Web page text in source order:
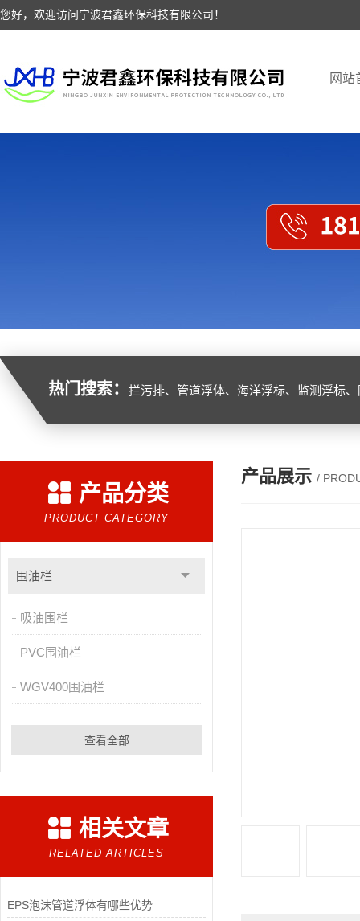
您好，欢迎访问宁波君鑫环保科技有限公司！
网站
热门搜索： 拦污排、管道浮体、海洋浮标、监测浮标
产品分类
PRODUCT CATEGORY
围油栏
吸油围栏
PVC围油栏
WGV400围油栏
查看全部
相关文章
RELATED ARTICLES
EPS泡沫管道浮体有哪些优势
产品展示 /